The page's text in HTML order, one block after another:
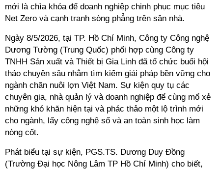
mới là chìa khóa để doanh nghiệp chinh phục mục tiêu
Net Zero và cạnh tranh sòng phẳng trên sân nhà.
Ngày 8/5/2026, tại TP. Hồ Chí Minh, Công ty Công nghệ
Dương Tường (Trung Quốc) phối hợp cùng Công ty
TNHH Sản xuất và Thiết bị Gia Linh đã tổ chức buổi hội
thảo chuyên sâu nhằm tìm kiếm giải pháp bền vững cho
ngành chăn nuôi lợn Việt Nam. Sự kiện quy tụ các
chuyên gia, nhà quản lý và doanh nghiệp để cùng mổ xẻ
những khó khăn hiện tại và phác thảo một lộ trình mới
cho ngành, lấy công nghệ số và an toàn sinh học làm
nòng cốt.
Phát biểu tại sự kiện, PGS.TS. Dương Duy Đồng
(Trường Đại học Nông Lâm TP Hồ Chí Minh) cho biết,